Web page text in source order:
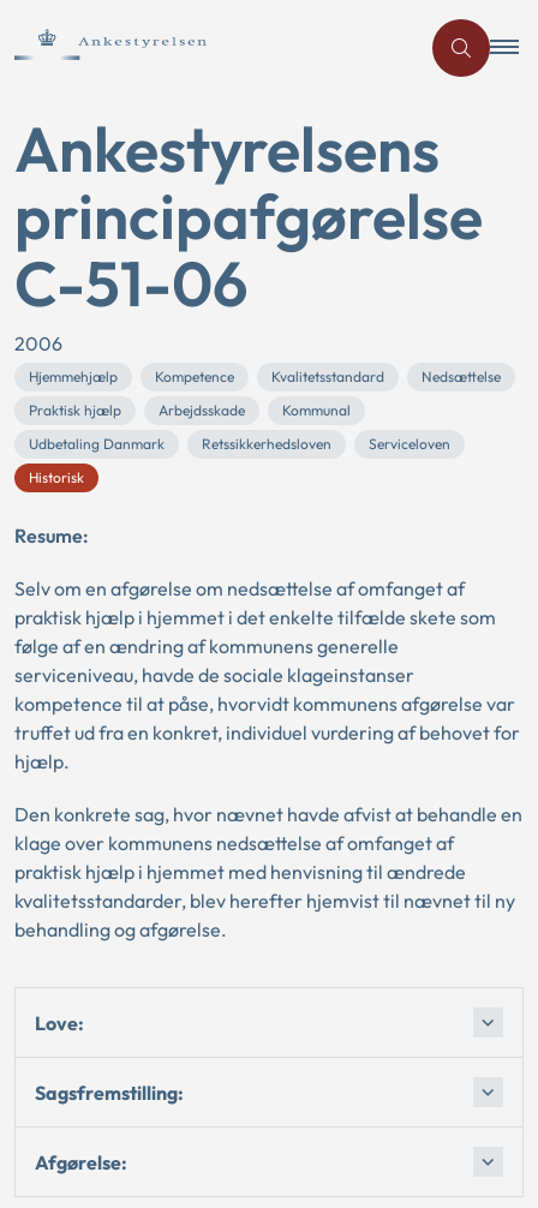
Ankestyrelsens
principafgørelse
C-51-06
2006
Hjemmehjælp Kompetence Kvalitetsstandard
Nedsættelse
Praktisk hjælp
Arbejdsskade
Kommunal
Udbetaling Danmark
Retssikkerhedsloven
Serviceloven
Historisk
Resume:
Selv om en afgørelse om nedsættelse af omfanget af
praktisk hjælp i hjemmet i det enkelte tilfælde skete som
følge af en ændring af kommunens generelle
serviceniveau, havde de sociale klageinstanser
kompetence til at påse, hvorvidt kommunens afgørelse var
truffet ud fra en konkret, individuel vurdering af behovet for
hjælp.
Den konkrete sag, hvor nævnet havde afvist at behandle en
klage over kommunens nedsættelse af omfanget af
praktisk hjælp i hjemmet med henvisning til ændrede
kvalitetsstandarder, blev herefter hjemvist til nævnet til ny
behandling og afgørelse.
Love:
Sagsfremstilling:
Afgørelse: